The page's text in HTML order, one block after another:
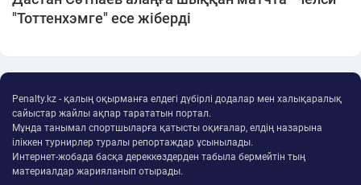
"Тоттенхэмге" есе жіберді
Penalty.kz - қалың оқырманға елдегі дүбірлі додалар мен халықаралық
сайыстар жайлы ақпар тарататын портал.
Мұнда танымал спортшыларға қатысты оқиғалар, елдің назарына
іліккен турнирлер туралы репортаждар ұсынылады.
Интернет-жобада басқа дереккөздерден табыла бермейтін тың
материалдар жарияланып отырады.